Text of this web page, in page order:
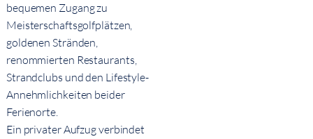
bequemen Zugang zu
Meisterschaftsgolfplätzen,
goldenen Stränden,
renommierten Restaurants,
Strandclubs und den Lifestyle-
Annehmlichkeiten beider
Ferienorte.
Ein privater Aufzug verbindet